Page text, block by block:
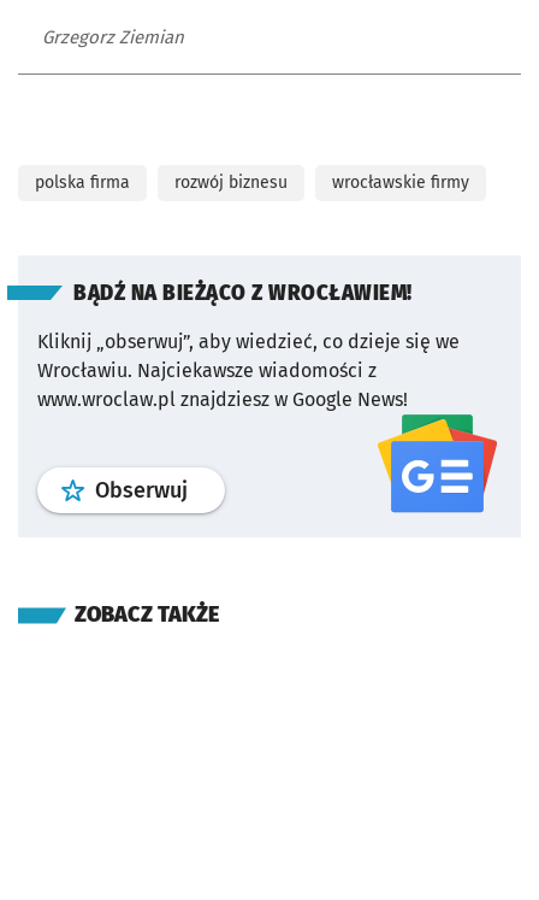
Grzegorz Ziemian
polska firma rozwój biznesu wrocławskie firmy
BĄDŹ NA BIEŻĄCO Z WROCŁAWIEM!
Kliknij „obserwuj”, aby wiedzieć, co dzieje się we
Wrocławiu. Najciekawsze wiadomości z
www.wroclaw.pl znajdziesz w Google News!
Obserwuj profil serwisu
ZOBACZ TAKŻE